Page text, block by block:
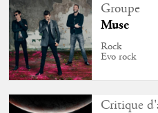
Groupe
Muse
Rock
Evo rock
Critique